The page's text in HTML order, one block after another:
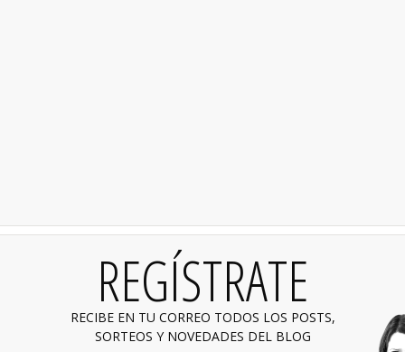
REGÍSTRATE
RECIBE EN TU CORREO TODOS LOS POSTS,
SORTEOS Y NOVEDADES DEL BLOG